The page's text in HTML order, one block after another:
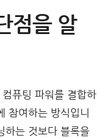
점을 알
퓨팅 파워를 결합하
참여하는 방식입니
하는 것보다 블록을